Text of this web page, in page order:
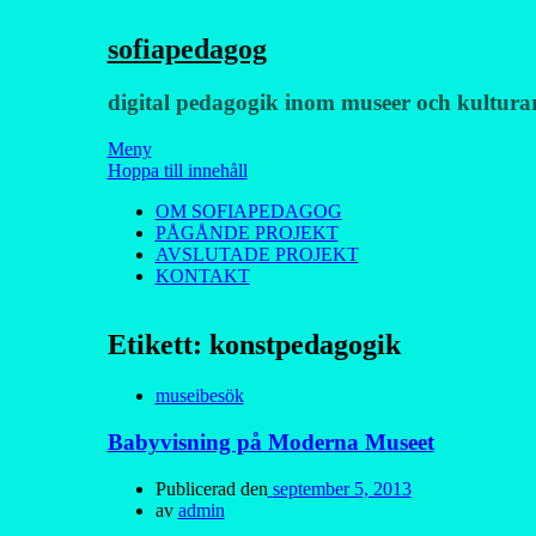
sofiapedagog
digital pedagogik inom museer och
Meny
Hoppa till innehåll
OM SOFIAPEDAGOG
PÅGÅNDE PROJEKT
AVSLUTADE PROJEKT
KONTAKT
Etikett: konstpedagogik
museibesök
Babyvisning på Moderna Museet
Publicerad den september 5, 2013
av admin